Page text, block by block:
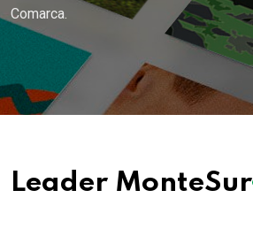
Comarca.
Leader MonteSur